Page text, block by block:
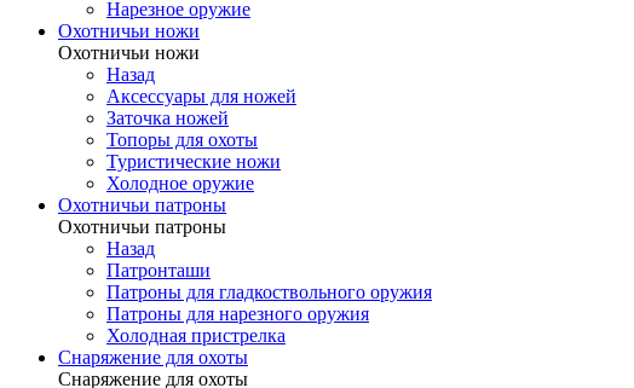
Нарезное оружие
Охотничьи ножи
Охотничьи ножи
Назад
Аксессуары для ножей
Заточка ножей
Топоры для охоты
Туристические ножи
Холодное оружие
Охотничьи патроны
Охотничьи патроны
Назад
Патронташи
Патроны для гладкоствольного оружия
Патроны для нарезного оружия
Холодная пристрелка
Снаряжение для охоты
Снаряжение для охоты